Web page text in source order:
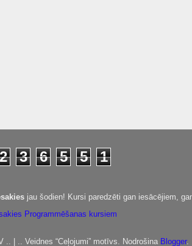
3 6 5 5 1
jau šodien! Kursi paredzēti gan iesācējiem,
Programmēšanas kursiem
.. | .. Veidnes “Ceļojumi” motīvs. Nodrošina Blogger.